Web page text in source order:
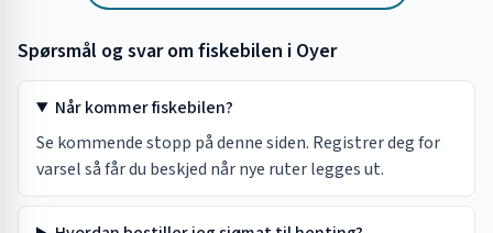
Spørsmål og svar om fiskebilen i Oyer
Når kommer fiskebilen?
Se kommende stopp på denne siden. Registrer deg for
varsel så får du beskjed når nye ruter legges ut.